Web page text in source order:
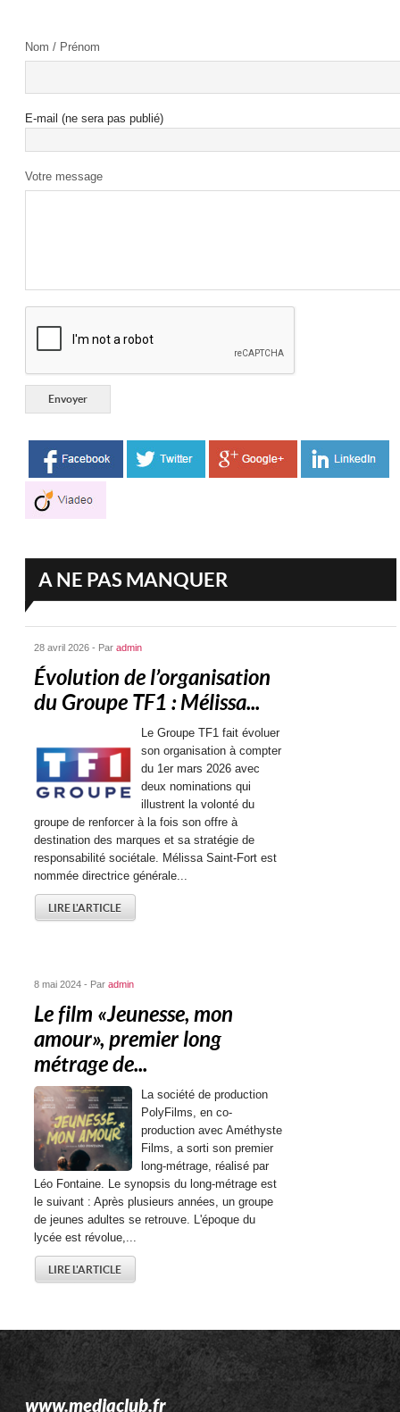
Nom / Prénom
E-mail (ne sera pas publié)
Votre message
A NE PAS MANQUER
28 avril 2026 - Paradmin
Évolution de l’organisation
du Groupe TF1 : Mélissa...
Le Groupe TF1 fait évoluer
son organisation à compter
du 1er mars 2026 avec
deux nominations qui
illustrent la volonté du
groupe de renforcer à la fois son offre à
destination des marques et sa stratégie de
responsabilité sociétale. Mélissa Saint-Fort est
nommée directrice générale...
LIRE L'ARTICLE
8 mai 2024 - Paradmin
Le film « Jeunesse, mon
amour », premier long
métrage de...
La société de production
PolyFilms, en co-
production avec Améthyste
Films, a sorti son premier
long-métrage, réalisé par
Léo Fontaine. Le synopsis du long-métrage est
le suivant : Après plusieurs années, un groupe
de jeunes adultes se retrouve. L'époque du
lycée est révolue,...
LIRE L'ARTICLE
www.mediaclub.fr